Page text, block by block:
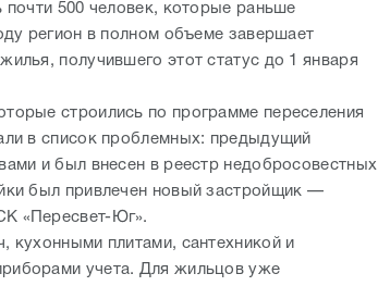
почти 500 человек, которые раньше
регион в полном объеме завершает
получившего этот статус до 1 января
строились по программе переселения
в список проблемных: предыдущий
и был внесен в реестр недобросовестных
был привлечен новый застройщик —
«Пересвет-Юг».
кухонными плитами, сантехникой и
учета. Для жильцов уже